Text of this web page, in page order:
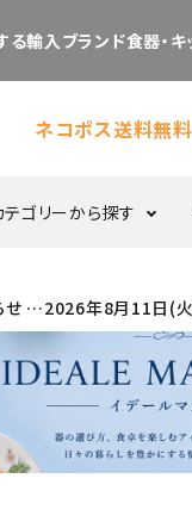
輸入ブランド食器・
ネコポス送料無料
テゴリーから探す
食器・カトラリー
ボウ
シュガー／
ケー
…2026年8月11日(火)